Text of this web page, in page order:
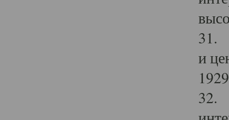
31.
и
32.